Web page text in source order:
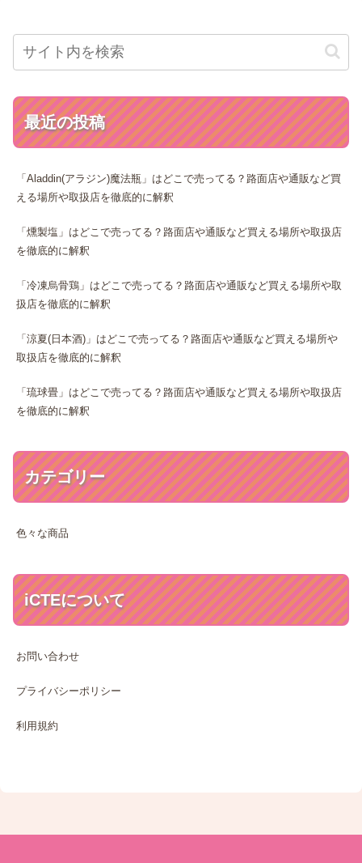
最近の投稿
「Aladdin(アラジン)魔法瓶」はどこで売ってる？路面店や通販など買
える場所や取扱店を徹底的に解釈
「燻製塩」はどこで売ってる？路面店や通販など買える場所や取扱店
を徹底的に解釈
「冷凍烏骨鶏」はどこで売ってる？路面店や通販など買える場所や取
扱店を徹底的に解釈
「涼夏(日本酒)」はどこで売ってる？路面店や通販など買える場所や
取扱店を徹底的に解釈
「琉球畳」はどこで売ってる？路面店や通販など買える場所や取扱店
を徹底的に解釈
カテゴリー
色々な商品
iCTEについて
お問い合わせ
プライバシーポリシー
利用規約